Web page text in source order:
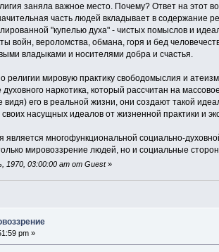
заняла важное место. Почему? Ответ на этот
часть людей вкладывает в содержание
"купелью духа" - чистых помыслов и
войн, вероломства, обмана, горя и бед
владыками и носителями добра и счастья.
религии мировую практику свободомыслия и
наркотика, который рассчитан на
его в реальной жизни, они создают такой
насущных идеалов от жизненной практики и
является многофункциональной социально-
мировоззрение людей, но и социальные
1970, 03:00:00 am от Guest»
pm »